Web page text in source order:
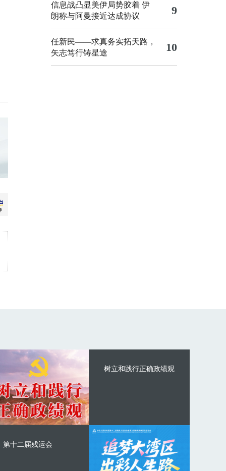
信息战凸显美伊局势胶着 伊
朗称与阿曼接近达成协议
9
任新民——求真务实拓天路，
矢志笃行铸星途
10
树立和践行正确政绩观
第十二届残运会